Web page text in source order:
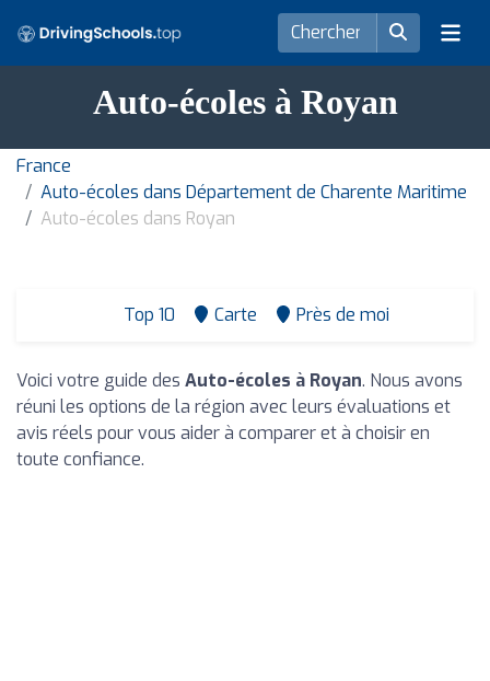
Auto-écoles à Royan
France
Auto-écoles dans Département de Charente Maritime
Auto-écoles dans Royan
Top 10 Carte Près de moi
Voici votre guide des Auto-écoles à Royan. Nous avons
réuni les options de la région avec leurs évaluations et
avis réels pour vous aider à comparer et à choisir en
toute confiance.